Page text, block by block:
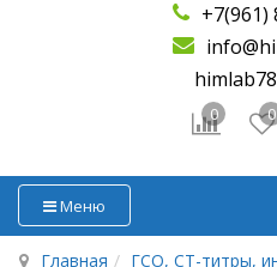
+7(961)
0 0
Меню
Главная
ГСО, СТ-титры,